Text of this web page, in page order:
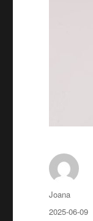
Autor
Joana
Opublikowano
2025-06-09